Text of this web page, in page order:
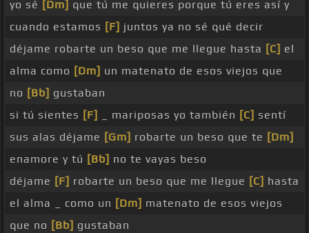
yo sé [Dm] que tú me quieres porque tú eres así y
cuando estamos [F] juntos ya no sé qué decir
déjame robarte un beso que me llegue hasta [C] el
alma como [Dm] un matenato de esos viejos que
no [Bb] gustaban
si tú sientes [F] _ mariposas yo también [C] sentí
sus alas déjame [Gm] robarte un beso que te [Dm]
enamore y tú [Bb] no te vayas beso
déjame [F] robarte un beso que me llegue [C] hasta
el alma _ como un [Dm] matenato de esos viejos
que no [Bb] gustaban